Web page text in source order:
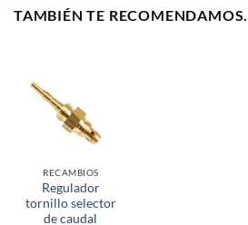
TAMBIÉN TE RECOMENDAMOS…
RECAMBIOS
Regulador
tornillo selector
de caudal